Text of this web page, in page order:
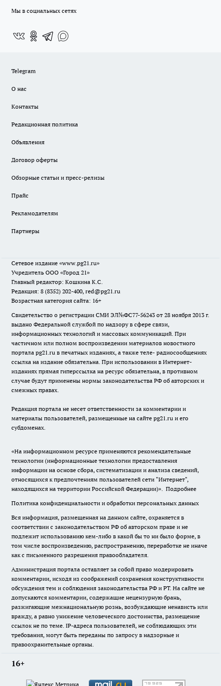
Мы в социальных сетях
Telegram
О нас
Контакты
Редакционная политика
Объявления
Договор оферты
Обзорные статьи и пресс-релизы
Прайс
Рекламодателям
Партнеры
Сетевое издание «www.pg21.ru»
Учредитель ООО «Город 21»
Главный редактор: Кошкина К.С.
Редакция: 8 (8352) 202-400, red@pg21.ru
Возрастная категория сайта: 16+
Свидетельство о регистрации СМИ ЭЛ№ФС77-56243 от 28 ноября 2013 г.
выдано Федеральной службой по надзору в сфере связи,
информационных технологий и массовых коммуникаций. При
частичном или полном воспроизведении материалов новостного
портала pg21.ru в печатных изданиях, а также теле- радиосообщениях
ссылка на издание обязательна. При использовании в Интернет-
изданиях прямая гиперссылка на ресурс обязательна, в противном
случае будут применены нормы законодательства РФ об авторских и
смежных правах.
Редакция портала не несет ответственности за комментарии и
материалы пользователей, размещенные на сайте pg21.ru и его
субдоменах.
«На информационном ресурсе применяются рекомендательные
технологии (информационные технологии предоставления
информации на основе сбора, систематизации и анализа сведений,
относящихся к предпочтениям пользователей сети "Интернет",
находящихся на территории Российской Федерации)». Подробнее
Политика конфиденциальности и обработки персональных данных
Вся информация, размещенная на данном сайте, охраняется в
соответствии с законодательством РФ об авторском праве и не
подлежит использованию кем-либо в какой бы то ни было форме, в
том числе воспроизведению, распространению, переработке не иначе
как с письменного разрешения правообладателя.
Администрация портала оставляет за собой право модерировать
комментарии, исходя из соображений сохранения конструктивности
обсуждения тем и соблюдения законодательства РФ и РТ. На сайте не
допускаются комментарии, содержащие нецензурную брань,
разжигающие межнациональную рознь, возбуждающие ненависть или
вражду, а равно унижение человеческого достоинства, размещение
ссылок не по теме. IP-адреса пользователей, не соблюдающих эти
требования, могут быть переданы по запросу в надзорные и
правоохранительные органы.
16+